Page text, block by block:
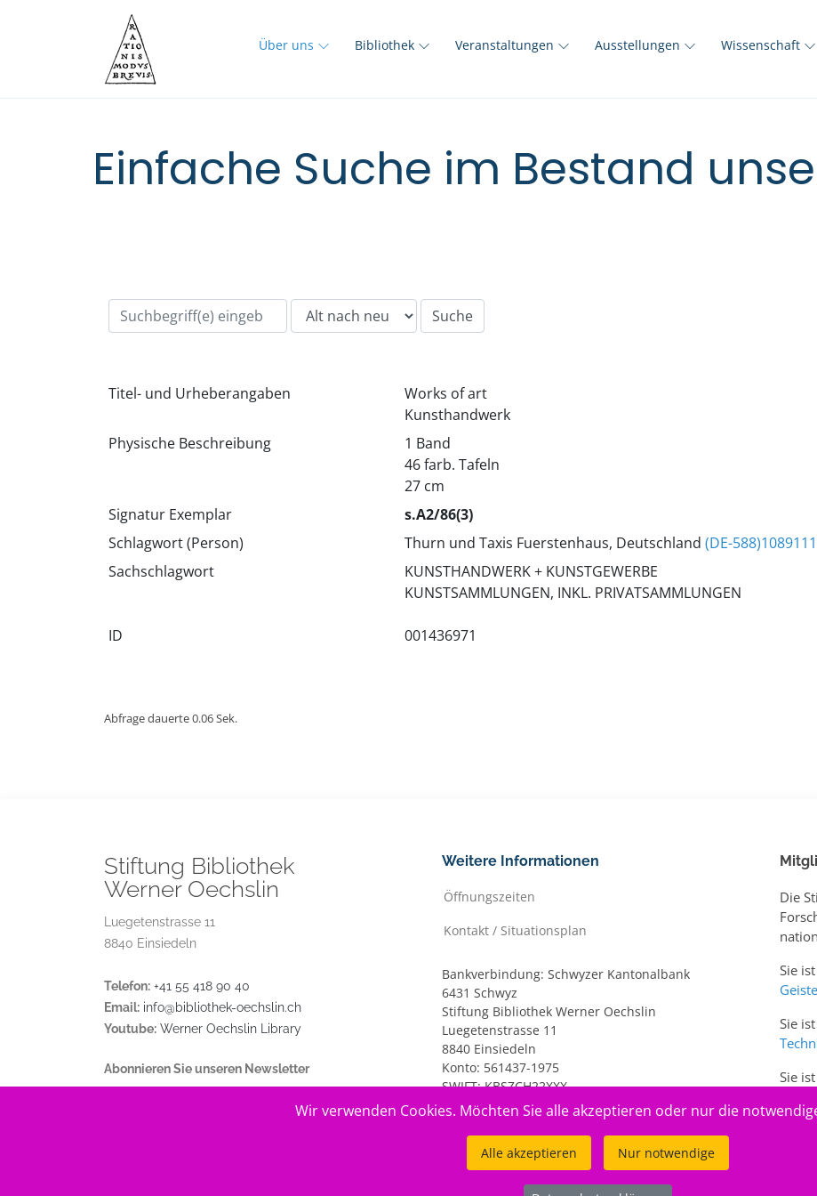
Über uns Bibliothek Veranstaltungen Ausstellungen Wissenschaft
Einfache Suche im Bestand
Titel- und Urheberangaben
Works of art
Kunsthandwerk
Physische Beschreibung
1 Band
46 farb. Tafeln
27 cm
Signatur Exemplar
s.A2/86(3)
Schlagwort (Person)
Thurn und Taxis Fuerstenhaus, Deutschland (DE-
Sachschlagwort
KUNSTHANDWERK + KUNSTGEWERBE
KUNSTSAMMLUNGEN, INKL. PRIVATSAMMLUNGEN
ID 001436971
Abfrage dauerte 0.06 Sek.
Stiftung Bibliothek
Werner Oechslin
Luegetenstrasse 11
8840 Einsiedeln
Telefon: +41 55 418 90 40
Email: info@bibliothek-oechslin.ch
Youtube: Werner Oechslin Library
Abonnieren Sie unseren Newsletter
Weitere Informationen
Öffnungszeiten
Kontakt / Situationsplan
Bankverbindung: Schwyzer Kantonalbank
6431 Schwyz
Stiftung Bibliothek Werner Oechslin
Luegetenstrasse 11
8840 Einsiedeln
Konto: 561437-1975
SWIFT: KBSZCH22XXX
IBAN: CH20 0077 7005 6143 7197 5
Die
Sie
Sie
Sie
Wir verwenden Cookies. Möchten Sie alle akzeptieren oder nur die
Alle akzeptieren Nur notwendige